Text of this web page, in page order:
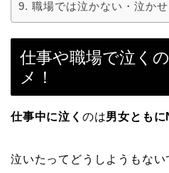
職場では泣かない・泣か
仕事や職場で泣く
メ！
仕事中に泣く のは男女ともに
泣いたってどうしようもない